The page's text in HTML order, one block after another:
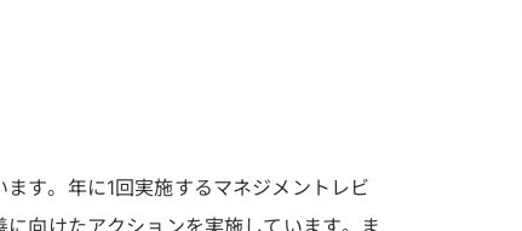
す。年に1回実施するマネジメントレビ
向けたアクションを実施しています。ま